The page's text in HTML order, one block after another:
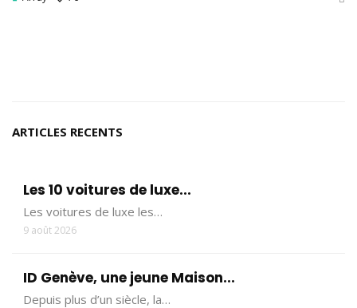
ARTICLES RECENTS
Les 10 voitures de luxe...
Les voitures de luxe les…
9 août 2026
ID Genève, une jeune Maison...
Depuis plus d’un siècle, la…